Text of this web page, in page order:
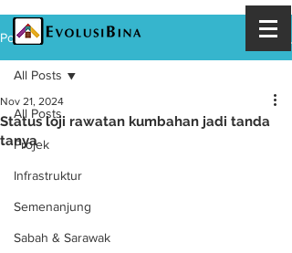
Post
All Posts
Projek
Infrastruktur
Semenanjung
Sabah & Sarawak
All Posts
Status loji rawatan kumbahan jadi tanda
tanya
Nov 21, 2024